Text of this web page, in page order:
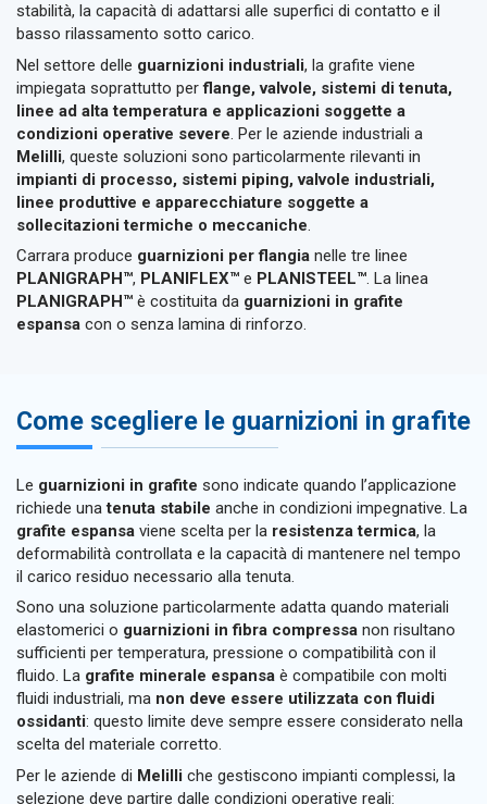
stabilità, la capacità di adattarsi alle superfici di contatto e il
basso rilassamento sotto carico.
Nel settore delle guarnizioni industriali, la grafite viene
impiegata soprattutto perflange, valvole, sistemi di tenuta,
linee ad alta temperatura e applicazioni soggette a
condizioni operative severe . Per le aziende industriali a
Melilli, queste soluzioni sono particolarmente rilevanti in
impianti di processo, sistemi piping, valvole industriali,
linee produttive e apparecchiature soggette a
sollecitazioni termiche o meccaniche
Carrara produce guarnizioni per flangia nelle tre linee
PLANIGRAPH™, PLANIFLEX™ e PLANISTEEL™. La linea
PLANIGRAPH™ è costituita da guarnizioni in grafite
espansa con o senza lamina di rinforzo.
Come scegliere le guarnizioni in grafite
Le guarnizioni in grafite sono indicate quando l’applicazione
richiede unatenuta stabile anche in condizioni impegnative. La
grafite espansa viene scelta per la resistenza termica, la
deformabilità controllata e la capacità di mantenere nel tempo
il carico residuo necessario alla tenuta.
Sono una soluzione particolarmente adatta quando materiali
elastomerici o guarnizioni in fibra compressa non risultano
sufficienti per temperatura, pressione o compatibilità con il
fluido. La grafite minerale espansa è compatibile con molti
fluidi industriali, ma non deve essere utilizzata con fluidi
ossidanti: questo limite deve sempre essere considerato nella
scelta del materiale corretto.
Per le aziende di Melilli che gestiscono impianti complessi, la
selezione deve partire dalle condizioni operative reali: